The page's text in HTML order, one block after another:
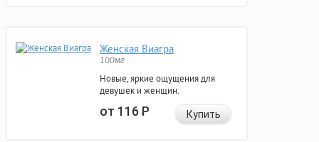
Женская Виагра
100мг
Новые, яркие ощущения для
девушек и женщин.
от 116Р Купить